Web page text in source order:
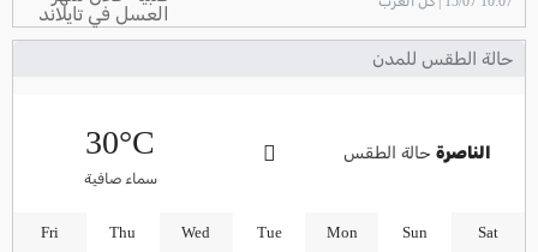
حالة الطقس للمدن
الناصرةحالة الطقس 30°C
سماء صافية
Sat
Sun
Mon
Tue
Wed
Thu
Fri